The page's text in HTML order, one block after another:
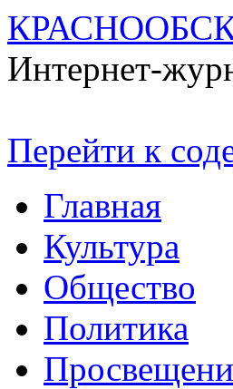
Интернет-
Перейти к
Главная
Культура
Общество
Политика